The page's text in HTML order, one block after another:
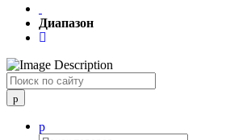
Диапазон
Поиск